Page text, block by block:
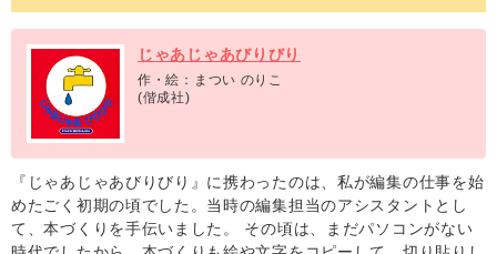
じゃあじゃあびりびり
作・絵：まつい のりこ
(偕成社)
『じゃあじゃあびりびり』に携わったのは、私が編集の仕事を始
めたごく初期の頃でした。当時の編集担当のアシスタントとし
て、本づくりを手伝いました。 その頃は、まだパソコンがない